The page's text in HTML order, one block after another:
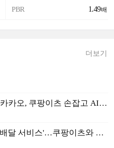
PBR 1.49배
더보기
카톡에서 배달 음식 주문…카카오, 쿠팡이츠 손잡고 AI 수익화 시동
카카오, AI 확장 첫 단추는 '배달 서비스'…쿠팡이츠와 파트너십